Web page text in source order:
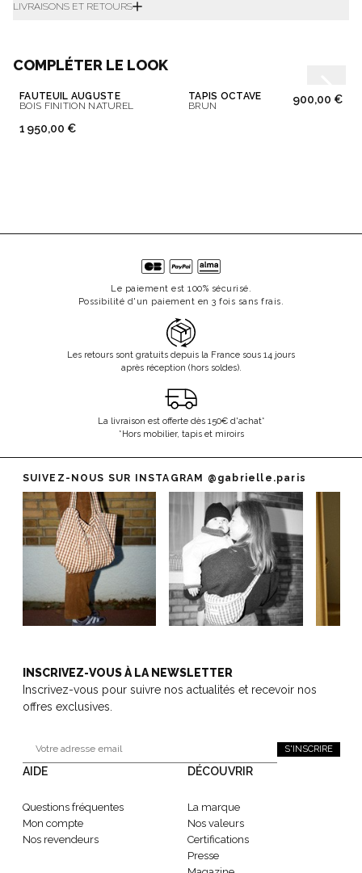
LIVRAISONS ET RETOURS
COMPLÉTER LE LOOK
FAUTEUIL AUGUSTE
BOIS FINITION NATUREL
1 950,00 €
TAPIS OCTAVE
BRUN
900,00 €
Le paiement est 100% sécurisé.
Possibilité d'un paiement en 3 fois sans frais.
Les retours sont gratuits depuis la France sous 14 jours
après réception (hors soldes).
La livraison est offerte dès 150€ d'achat*
*Hors mobilier, tapis et miroirs
SUIVEZ-NOUS SUR INSTAGRAM @gabrielle.paris
INSCRIVEZ-VOUS À LA NEWSLETTER
Inscrivez-vous pour suivre nos actualités et recevoir nos
offres exclusives.
S'INSCRIRE
AIDE
Questions fréquentes
Mon compte
Nos revendeurs
DÉCOUVRIR
La marque
Nos valeurs
Certifications
Presse